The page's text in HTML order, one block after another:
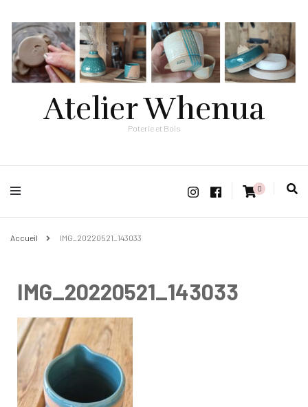
Atelier Whenua
Poterie et Bois
0
Accueil IMG_20220521_143033
IMG_20220521_143033